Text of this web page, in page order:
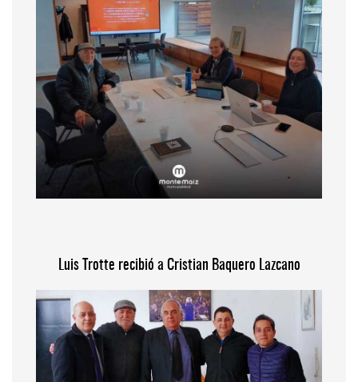
Luis Trotte recibió a Cristian Baquero Lazcano